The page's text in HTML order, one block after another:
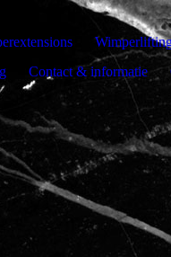
Contact & informatie